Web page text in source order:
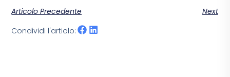
Articolo Precedente
Next
Condividi l'artiolo: